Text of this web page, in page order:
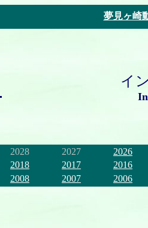
夢見ヶ崎
イ
2028 2027
2026
2018 2017
2016
2008 2007 2006